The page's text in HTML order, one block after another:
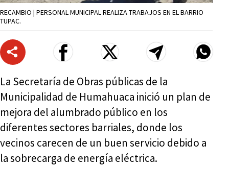
RECAMBIO | PERSONAL MUNICIPAL REALIZA TRABAJOS EN EL BARRIO
TUPAC.
La Secretaría de Obras públicas de la
Municipalidad de Humahuaca inició un plan de
mejora del alumbrado público en los
diferentes sectores barriales, donde los
vecinos carecen de un buen servicio debido a
la sobrecarga de energía eléctrica.